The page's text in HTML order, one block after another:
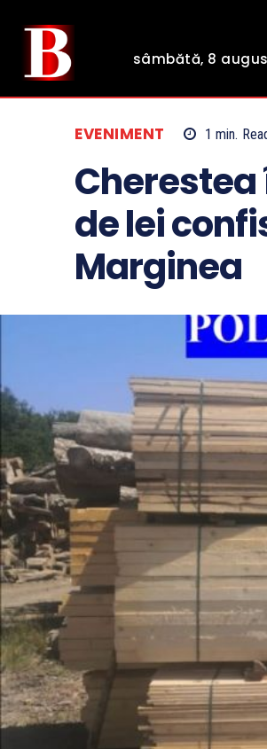
sâmbătă, 8
EVENIMENT 1 min.
Cherestea
de lei
Marginea